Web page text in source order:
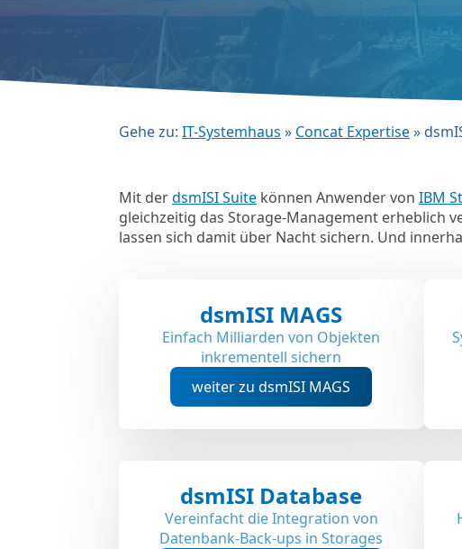
Gehe zu: IT-Systemhaus » Concat Expertise»
Mit derdsmISI Suite können Anwender von IBM
gleichzeitig das Storage-Management erheblich
lassen sich damit über Nacht sichern. Und
dsmISI MAGS
Einfach Milliarden von Objekten
inkrementell sichern
weiter zu dsmISI MAGS
dsmISI Database
Vereinfacht die Integration von
Datenbank-Back-ups in Storages